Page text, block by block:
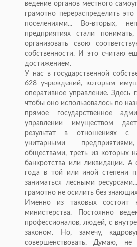
ведение органов местного
грамотно перераспределить
поселениями... Во-вторых,
предприятиях стали
организовать свою
собственности. И это считаю
достижением.
У нас в государственной
628 учреждений, которым
оперативное управление. Здесь
чтобы оно использовалось по
прямое государственное
управлении имуществом
результат в отношениях с
унитарными
обществами, треть из которых
банкротства или ликвидации. А
года в той или иной степени
заниматься лесными
грамотно не осилить без
Именно из таковых состоит
министерства. Постоянно
профессионалов, людей, с
законом. Но, замечу,
совершенствовать. Думаю,